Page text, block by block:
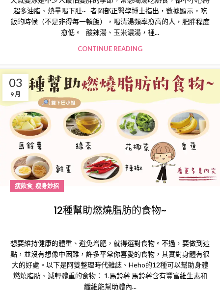
超多油脂、熱量喝下肚~ 者岡部正醫學博士指出，數據顯示，吃
飯的時候（不是非得每一頓飯），喝清湯頻率愈高的人，肥胖程度
愈低。 酸辣湯、玉米濃湯，裡...
CONTINUE READING
03
9 月
瘦飲食, 瘦身妙招
12種幫助燃燒脂肪的食物~
想要維持健康的體重、避免增肥，就得選對食物。不過，要做到這
點，並沒有想像中困難，許多平常你喜愛的食物，其實對身體有很
大的好處。以下是阿雙整理時代雜誌、Heho的12種可以幫助身體
燃燒脂肪、減輕體重的食物： 1.馬鈴薯 馬鈴薯含有豐富維生素和
纖維能幫助體內...